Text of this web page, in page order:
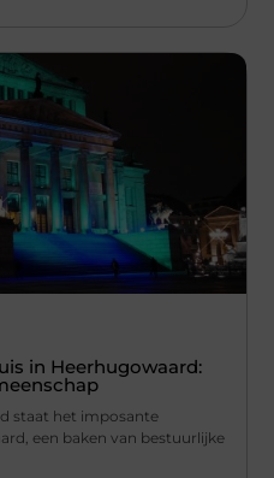
in Heerhugowaard:
staat het imposante
een baken van bestuurlijke